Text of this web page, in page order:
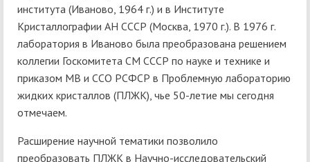
института (Иваново, 1964 г.) и в Институте
Кристаллографии АН СССР (Москва, 1970 г.). В 1976 г.
лаборатория в Иваново была преобразована решением
коллегии Госкомитета СМ СССР по науке и технике и
приказом МВ и ССО РСФСР в Проблемную лабораторию
жидких кристаллов (ПЛЖК), чье 50-летие мы сегодня
отмечаем.
Расширение научной тематики позволило
преобразовать ПЛЖК в Научно-исследовательский